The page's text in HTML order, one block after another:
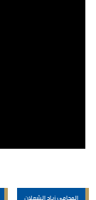
المحامي زياد الشعلان